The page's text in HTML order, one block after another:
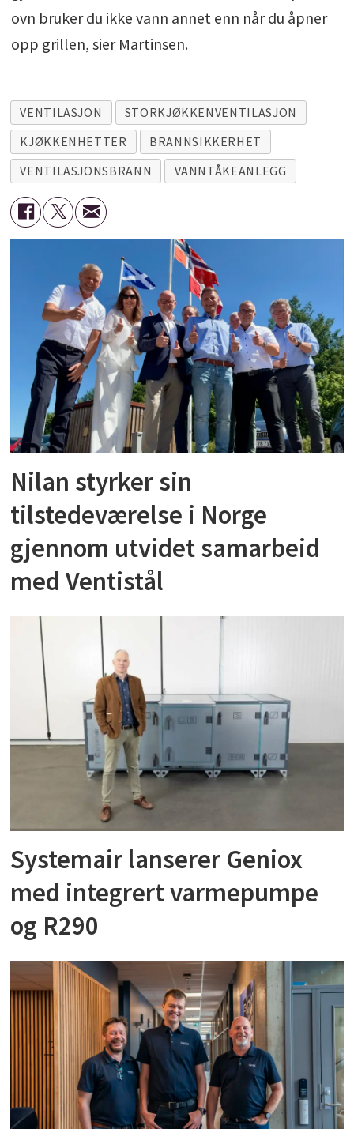
ovn bruker du ikke vann annet enn når du åpner
opp grillen, sier Martinsen.
VENTILASJON
STORKJØKKENVENTILASJON
KJØKKENHETTER
BRANNSIKKERHET
VENTILASJONSBRANN
VANNTÅKEANLEGG
Nilan styrker sin
tilstedeværelse i Norge
gjennom utvidet samarbeid
med Ventistål
Systemair lanserer Geniox
med integrert varmepumpe
og R290